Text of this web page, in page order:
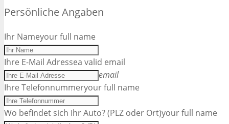
Persönliche Angaben
Ihr Nameyour full name
Ihre E-Mail Adressea valid email
email
Ihre Telefonnummeryour full name
Wo befindet sich Ihr Auto? (PLZ oder Ort)your full name